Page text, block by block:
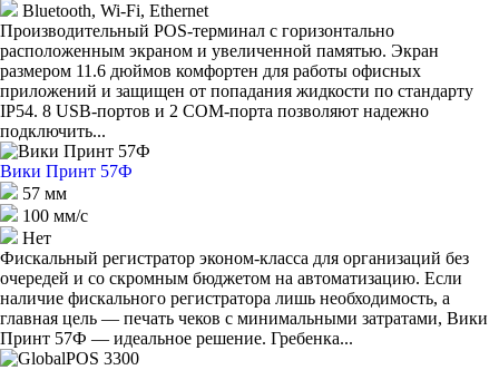
Bluetooth, Wi-Fi, Ethernet
Производительный POS-терминал с горизонтально
расположенным экраном и увеличенной памятью. Экран
размером 11.6 дюймов комфортен для работы офисных
приложений и защищен от попадания жидкости по стандарту
IP54. 8 USB-портов и 2 COM-порта позволяют надежно
подключить...
Вики Принт 57Ф
57 мм
100 мм/с
Нет
Фискальный регистратор эконом-класса для организаций без
очередей и со скромным бюджетом на автоматизацию. Если
наличие фискального регистратора лишь необходимость, а
главная цель — печать чеков с минимальными затратами, Вики
Принт 57Ф — идеальное решение. Гребенка...